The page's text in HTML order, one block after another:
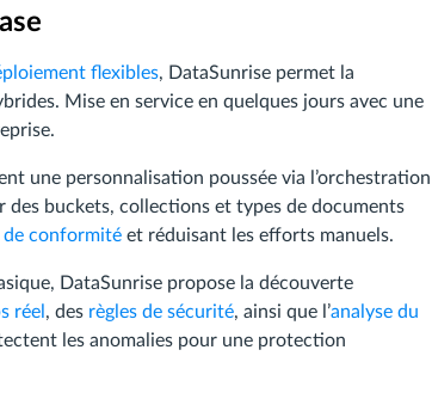
flexibles, DataSunrise permet la
Mise en service en quelques jours avec une
une personnalisation poussée via l’orchestration
des buckets, collections et types de documents
de conformité et réduisant les efforts manuels.
DataSunrise propose la découverte
réel , des règles de sécurité, ainsi que l’analyse du
les anomalies pour une protection